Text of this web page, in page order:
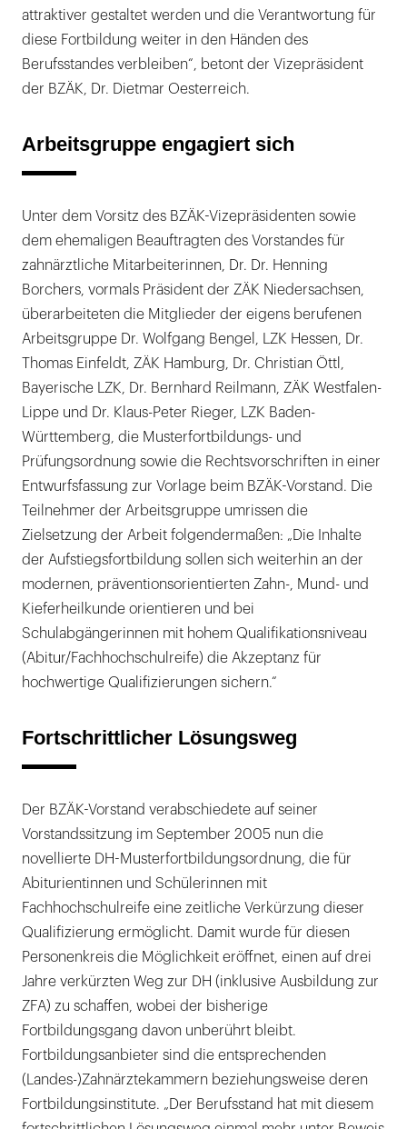
attraktiver gestaltet werden und die Verantwortung für
diese Fortbildung weiter in den Händen des
Berufsstandes verbleiben“, betont der Vizepräsident
der BZÄK, Dr. Dietmar Oesterreich.
Arbeitsgruppe engagiert sich
Unter dem Vorsitz des BZÄK-Vizepräsidenten sowie
dem ehemaligen Beauftragten des Vorstandes für
zahnärztliche Mitarbeiterinnen, Dr. Dr. Henning
Borchers, vormals Präsident der ZÄK Niedersachsen,
überarbeiteten die Mitglieder der eigens berufenen
Arbeitsgruppe Dr. Wolfgang Bengel, LZK Hessen, Dr.
Thomas Einfeldt, ZÄK Hamburg, Dr. Christian Öttl,
Bayerische LZK, Dr. Bernhard Reilmann, ZÄK Westfalen-
Lippe und Dr. Klaus-Peter Rieger, LZK Baden-
Württemberg, die Musterfortbildungs- und
Prüfungsordnung sowie die Rechtsvorschriften in einer
Entwurfsfassung zur Vorlage beim BZÄK-Vorstand. Die
Teilnehmer der Arbeitsgruppe umrissen die
Zielsetzung der Arbeit folgendermaßen: „Die Inhalte
der Aufstiegsfortbildung sollen sich weiterhin an der
modernen, präventionsorientierten Zahn-, Mund- und
Kieferheilkunde orientieren und bei
Schulabgängerinnen mit hohem Qualifikationsniveau
(Abitur/Fachhochschulreife) die Akzeptanz für
hochwertige Qualifizierungen sichern.“
Fortschrittlicher Lösungsweg
Der BZÄK-Vorstand verabschiedete auf seiner
Vorstandssitzung im September 2005 nun die
novellierte DH-Musterfortbildungsordnung, die für
Abiturientinnen und Schülerinnen mit
Fachhochschulreife eine zeitliche Verkürzung dieser
Qualifizierung ermöglicht. Damit wurde für diesen
Personenkreis die Möglichkeit eröffnet, einen auf drei
Jahre verkürzten Weg zur DH (inklusive Ausbildung zur
ZFA) zu schaffen, wobei der bisherige
Fortbildungsgang davon unberührt bleibt.
Fortbildungsanbieter sind die entsprechenden
(Landes-)Zahnärztekammern beziehungsweise deren
Fortbildungsinstitute. „Der Berufsstand hat mit diesem